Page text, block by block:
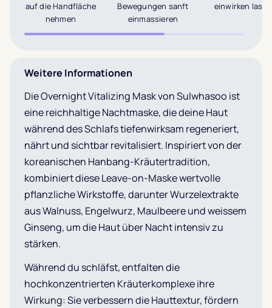
auf die Handfläche
nehmen
Bewegungen sanft
einmassieren
einwirken
Weitere Informationen
Die Overnight Vitalizing Mask von Sulwhasoo ist
eine reichhaltige Nachtmaske, die deine Haut
während des Schlafs tiefenwirksam regeneriert,
nährt und sichtbar revitalisiert. Inspiriert von der
koreanischen Hanbang-Kräutertradition,
kombiniert diese Leave-on-Maske wertvolle
pflanzliche Wirkstoffe, darunter Wurzelextrakte
aus Walnuss, Engelwurz, Maulbeere und weissem
Ginseng, um die Haut über Nacht intensiv zu
stärken.
Während du schläfst, entfalten die
hochkonzentrierten Kräuterkomplexe ihre
Wirkung: Sie verbessern die Hauttextur, fördern